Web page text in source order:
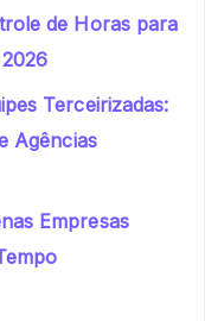
de Horas para
Terceirizadas:
Agências
Empresas